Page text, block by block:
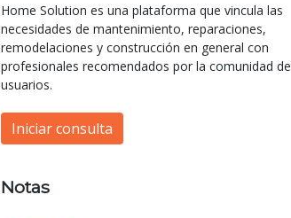
Home Solution es una plataforma que vincula las
necesidades de mantenimiento, reparaciones,
remodelaciones y construcción en general con
profesionales recomendados por la comunidad de
usuarios.
Iniciar consulta
Notas